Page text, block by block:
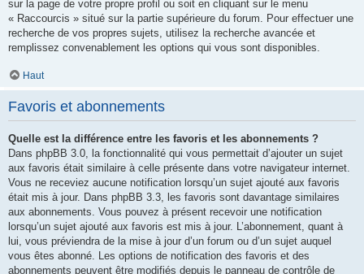
sur la page de votre propre profil ou soit en cliquant sur le menu
« Raccourcis » situé sur la partie supérieure du forum. Pour effectuer une
recherche de vos propres sujets, utilisez la recherche avancée et
remplissez convenablement les options qui vous sont disponibles.
Haut
Favoris et abonnements
Quelle est la différence entre les favoris et les abonnements ?
Dans phpBB 3.0, la fonctionnalité qui vous permettait d’ajouter un sujet
aux favoris était similaire à celle présente dans votre navigateur internet.
Vous ne receviez aucune notification lorsqu’un sujet ajouté aux favoris
était mis à jour. Dans phpBB 3.3, les favoris sont davantage similaires
aux abonnements. Vous pouvez à présent recevoir une notification
lorsqu’un sujet ajouté aux favoris est mis à jour. L’abonnement, quant à
lui, vous préviendra de la mise à jour d’un forum ou d’un sujet auquel
vous êtes abonné. Les options de notification des favoris et des
abonnements peuvent être modifiés depuis le panneau de contrôle de